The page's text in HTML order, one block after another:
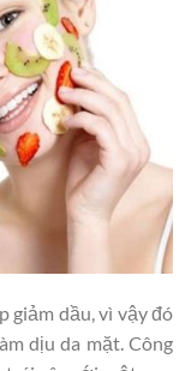
giảm dầu, vì vậy đó
dịu da mặt. Công